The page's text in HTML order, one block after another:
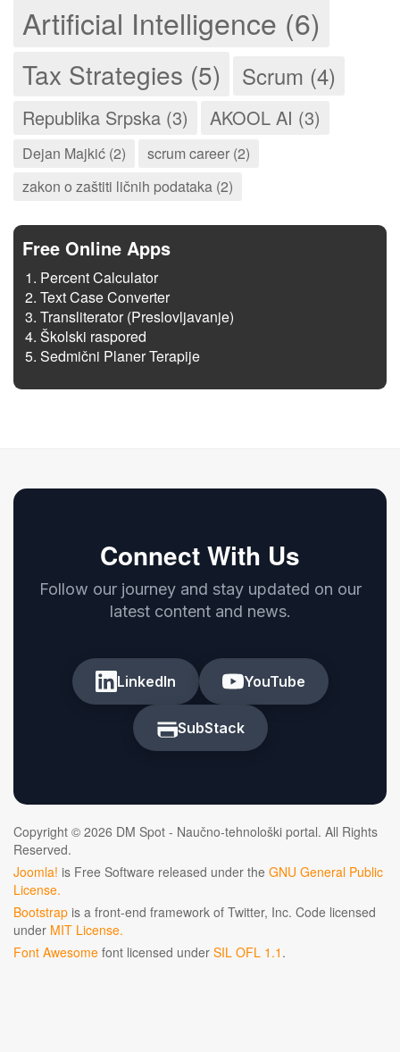
Artificial Intelligence (6)
Tax Strategies (5) Scrum (4)
Republika Srpska (3) AKOOL AI (3)
Dejan Majkić (2)
scrum career (2)
zakon o zaštiti ličnih podataka (2)
Free Online Apps
Percent Calculator
Text Case Converter
Transliterator (Preslovljavanje)
Školski raspored
Sedmični Planer Terapije
Connect With Us
Follow our journey and stay updated on our
latest content and news.
LinkedIn YouTube
SubStack
Copyright © 2026 DM Spot - Naučno-tehnološki portal. All Rights
Reserved.
Joomla! is Free Software released under the GNU General Public
License.
Bootstrap is a front-end framework of Twitter, Inc. Code licensed
under MIT License.
Font Awesome font licensed under SIL OFL 1.1 .